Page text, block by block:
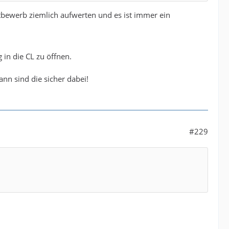
ziemlich aufwerten und es ist immer ein
in die CL zu öffnen.
sind die sicher dabei!
#229